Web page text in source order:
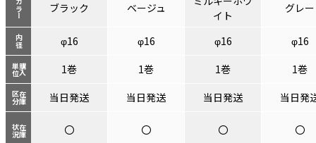
カラー
内径
購入
単位
在庫
区分
在庫
状況
ブラック ベージュ
イト
グレー
φ16 φ16 φ16
φ16
1巻
1巻 1巻
1巻
当日発送
当日発送 当日発送 当日発
〇 〇 〇 〇